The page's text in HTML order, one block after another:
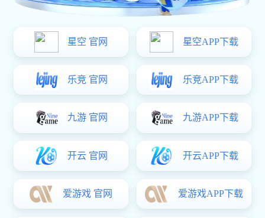
备注：
型号为移门拉手KS-A02
适用于一般推拉门
表面处理为喷塑
主要材料为铝合金
上一篇：铝合金移门拉手KS-A01下一篇：推拉门配件KS-A03